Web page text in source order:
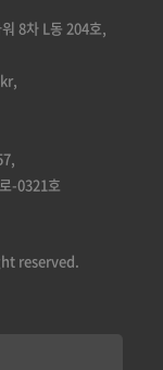
8차 L동 204호,
-0321호
reserved.